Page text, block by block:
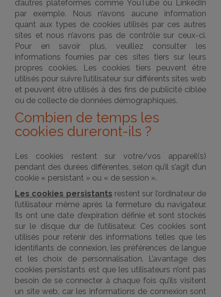
d’autres plateformes comme YouTube ou LinkedIn
par exemple. Nous n’avons aucune information
quant aux types de cookies utilisés par ces autres
sites et nous n’avons pas de contrôle sur ceux-ci.
Pour en savoir plus, veuillez consulter les
informations fournies par ces sites tiers sur leurs
propres cookies. Les cookies tiers peuvent être
utilisés pour suivre l’utilisateur sur différents sites web
et peuvent être utilisés à des fins de publicité ciblée
ou de collecte de données démographiques.
Combien de temps les
cookies dureront-ils ?
Les cookies restent sur votre/vos appareil(s)
pendant des durées différentes, selon qu’il s’agit d’un
cookie « persistant » ou « de session ».
Les cookies persistants restent sur l’ordinateur de
l’utilisateur même après la fermeture du navigateur.
Ils ont une date d’expiration définie et sont stockés
sur le disque dur de l’utilisateur. Ces cookies sont
utilisés pour retenir des informations telles que les
identifiants de connexion, les préférences de langue
et les choix de personnalisation. L’avantage des
cookies persistants est que les utilisateurs n’ont pas
besoin de se connecter à chaque fois qu’ils visitent
un site web, car les informations de connexion sont